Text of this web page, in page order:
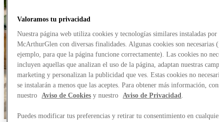
Valoramos tu privacidad
Nuestra página web utiliza cookies y tecnologías similares instaladas por
McArthurGlen con diversas finalidades. Algunas cookies son necesarias
ejemplo, para que la página funcione correctamente). Las cookies no
incluyen aquellas que analizan el uso de la página, adaptan nuestras
marketing y personalizan la publicidad que ves. Estas cookies no
se instalarán a menos que las aceptes. Para obtener más información,
nuestro
Aviso de Cookies y nuestro Aviso de Privacidad.
Puedes modificar tus preferencias y retirar tu consentimiento en